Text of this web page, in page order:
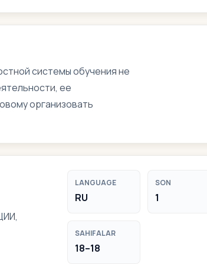
системы обучения не
ее
организовать
LANGUAGE
RU
SON
1
SAHIFALAR
18–18